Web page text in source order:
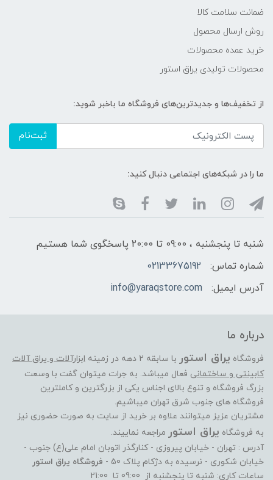
ضمانت سلامت کالا
روش ارسال محصول
خرید عمده محصولات
محصولات تولیدی یراق استور
از تخفیف‌ها و جدیدترین‌های فروشگاه ما باخبر شوید:
ثبت‌نام
ما را در شبکه‌های اجتماعی دنبال کنید:
شنبه تا پنجشنبه ، 09:00 تا 20:00 پاسخگوی شما هستیم
شماره تماس:
02133675192
آدرس ایمیل:
info@yaraqstore.com
درباره ما
فروشگاه یراق استور با سابقه 2 دهه در زمینه
ابزارآلات و یراق آلات
کابینتی و ساختمانی فعال میباشد. به جرات میتوان گفت با وسعت
بزرگ فروشگاه و تنوع بالای اجناس یکی از بزرگترین و کاملترین
فروشگاه های جنوب شرق تهران میباشیم.
مشتریان عزیز میتوانند علاوه بر خرید از سایت به صورت حضوری نیز
به فروشگاه یراق استور مراجعه نماییند.
آدرس : تهران - خیابان پیروزی - کنارگذر اتوبان امام علی(ع) جنوب -
خیابان شکوری - نرسیده به دژکام پلاک 50 -
فروشگاه یراق استور
ساعات کاری: شنبه تا پنجشنبه از 09:00 تا 21:00